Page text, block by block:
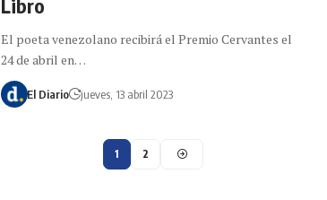
Libro
El poeta venezolano recibirá el Premio Cervantes el
24 de abril en…
El Diario jueves, 13 abril 2023
1 2